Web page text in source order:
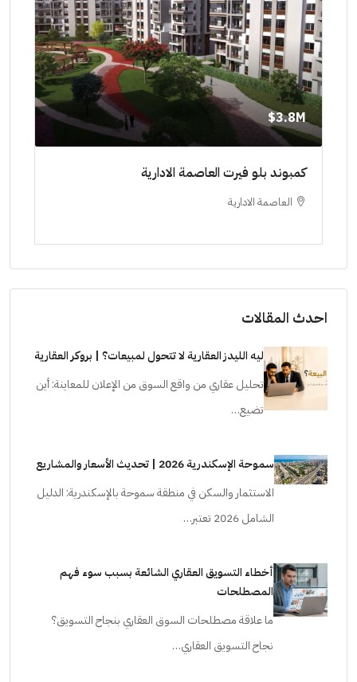
3.8M$
كمبوند بلو فيرت العاصمة الادارية
العاصمة الادارية
احدث المقالات
ليه الليدز العقارية لا تتحول لمبيعات؟ | بروكر العقارية
تحليل عقاري من واقع السوق من الإعلان للمعاينة: أين
تضيع…
سموحة الإسكندرية 2026 | تحديث الأسعار والمشاريع
الاستثمار والسكن في منطقة سموحة بالإسكندرية: الدليل
الشامل 2026 تعتبر…
أخطاء التسويق العقاري الشائعة بسبب سوء فهم
المصطلحات
ما علاقة مصطلحات السوق العقاري بنجاح التسويق؟
نجاح التسويق العقاري…